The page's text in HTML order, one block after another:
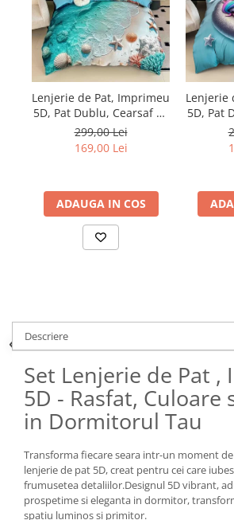
Lenjerie de Pat, Imprimeu
5D, Pat Dublu, Cearsaf cu
Elastic
299,00 Lei
169,00 Lei
ADAUGA IN COS
Lenjerie
5D, Pat
Descriere
Set Lenjerie de Pat ,
5D - Rasfat, Culoare
in Dormitorul Tau
Transforma fiecare seara intr-un moment
lenjerie de pat 5D, creat pentru cei care
frumusetea detaliilor.Designul 5D vibrant,
prospetime si eleganta in dormitor,
spatiu luminos si primitor.